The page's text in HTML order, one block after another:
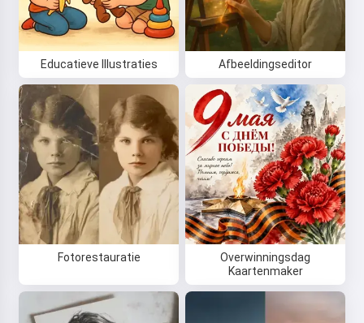
Educatieve Illustraties Afbeeldingseditor
Fotorestauratie
Overwinningsdag
Kaartenmaker